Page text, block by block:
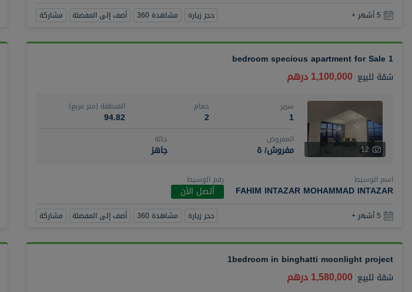
5 أشهر + حجز زيارة مشاهدة 360 أضف إلى المفضلة مشاركة
1 bedroom specious apartment for Sale
شقة للبيع 1,100,000 درهم
12
سرير
1
حمام
2
المنطقة (متر مربع)
94.82
المعروض
مفروش/ ة
حالة
جاهز
اسم الوسيط
FAHIM INTAZAR MOHAMMAD INTAZAR
رقم الوسيط
أتصل الأن
5 أشهر + حجز زيارة مشاهدة 360 أضف إلى المفضلة مشاركة
1bedroom in binghatti moonlight project
شقة للبيع 1,580,000 درهم